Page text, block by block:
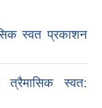
स्वत प्रकाशन
स्वत: